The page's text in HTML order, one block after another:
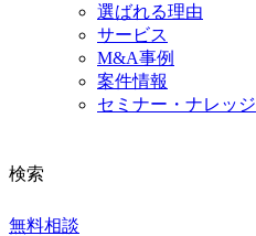
選ばれる理由
サービス
M&A事例
案件情報
セミナー・ナレッジ
検索
無料相談